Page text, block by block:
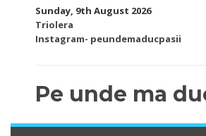
Sunday, 9th August 2026
Triolera
Instagram- peundemaducpasii
Pe unde ma